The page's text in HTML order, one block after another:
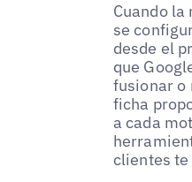
Cuando
se
desde el
que
fusionar
ficha
a cada
clientes te